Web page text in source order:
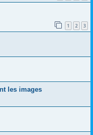
1 2 3
les images